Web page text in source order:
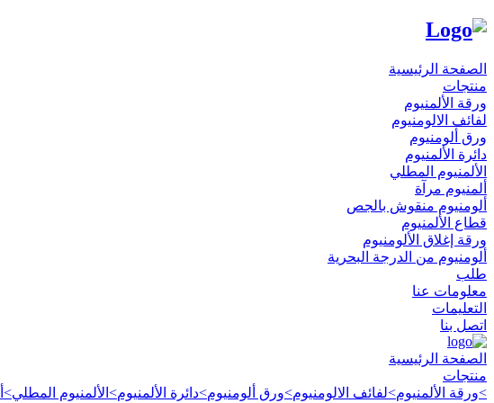
الصفحة الرئيسية
منتجات
ورقة الألمنيوم
لفائف الالومنيوم
ورق ألومنيوم
دائرة الألمنيوم
الألمنيوم المطلي
ألمنيوم مرآة
ألومنيوم منقوش بالجص
قطاع الألمنيوم
ورقة إغلاق الألومنيوم
ألومنيوم من الدرجة البحرية
طلب
معلومات عنا
التعليمات
اتصل بنا
الصفحة الرئيسية
منتجات
>ورقة الألمنيوم>لفائف الالومنيوم>ورق ألومنيوم>دائرة الألمنيوم> الألمنيوم المطلي>